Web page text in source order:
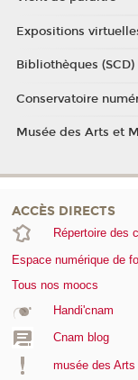
Expositions
Bibliothèques (SCD)
Conservatoire
Musée des Arts et
ACCÈS DIRECTS
Répertoire des
Espace numérique de
Tous nos moocs
Handi'cnam
Cnam blog
musée des